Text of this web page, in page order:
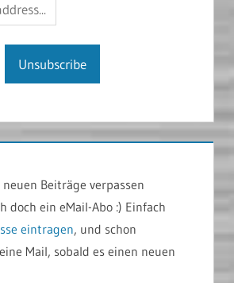
Beiträge verpassen
doch ein eMail-Abo :) Einfach
eintragen, und schon
Mail, sobald es einen neuen